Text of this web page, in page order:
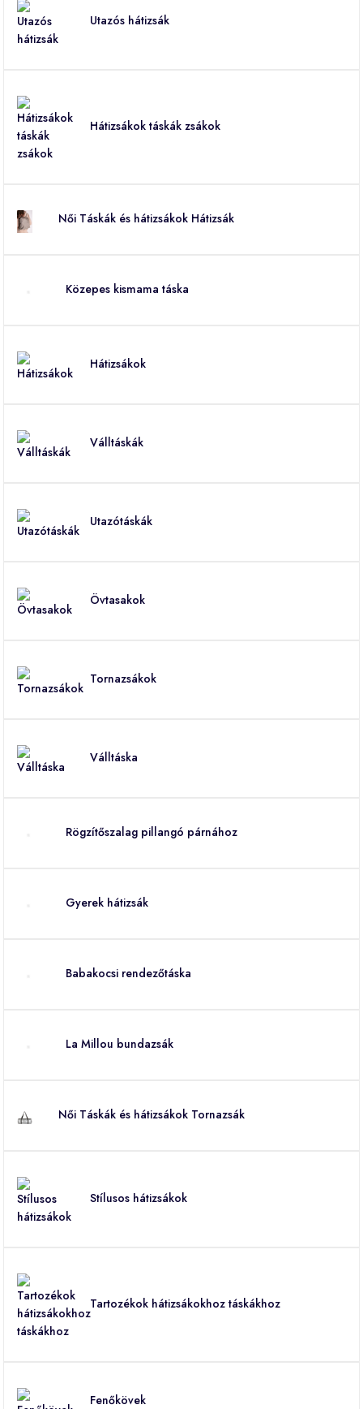
Utazós hátizsák
Hátizsákok táskák zsákok
Női Táskák és hátizsákok Hátizsák
Közepes kismama táska
Hátizsákok
Válltáskák
Utazótáskák
Övtasakok
Tornazsákok
Válltáska
Rögzítőszalag pillangó párnához
Gyerek hátizsák
Babakocsi rendezőtáska
La Millou bundazsák
Női Táskák és hátizsákok Tornazsák
Stílusos hátizsákok
Tartozékok hátizsákokhoz táskákhoz
Fenőkövek